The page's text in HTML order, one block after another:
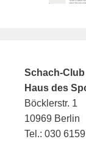
Schach-
Haus des
Böcklerstr. 1
10969 Berlin
Tel.: 030